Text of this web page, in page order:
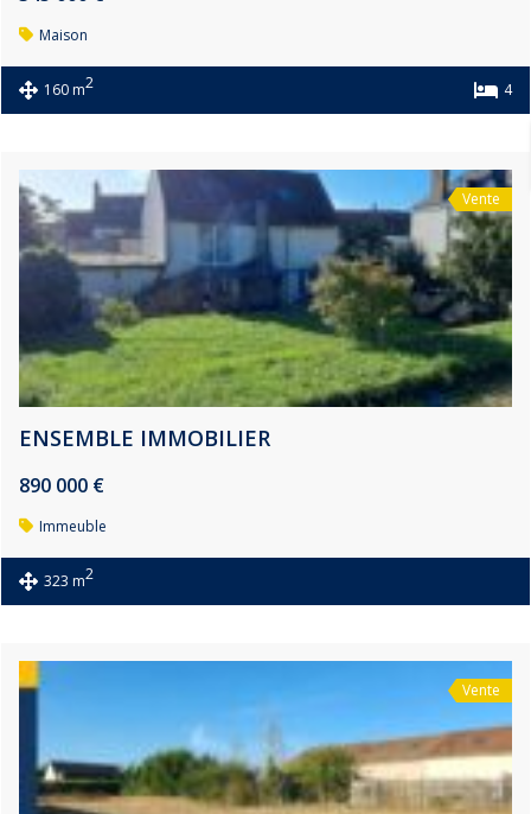
Maison
160 m2 4
Vente
ENSEMBLE IMMOBILIER
890 000 €
Immeuble
323 m2
Vente